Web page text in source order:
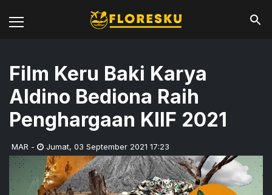
Film Keru Baki Karya
Aldino Bediona Raih
Penghargaan KIIF 2021
MAR - Jumat, 03 September 2021 17:23